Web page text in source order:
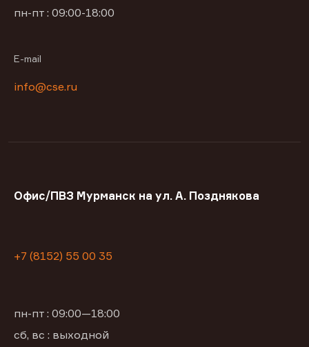
пн-пт : 09:00-18:00
E-mail
info@cse.ru
Офис/ПВЗ Мурманск на ул. А. Позднякова
+7 (8152) 55 00 35
пн-пт : 09:00—18:00
сб, вс : выходной